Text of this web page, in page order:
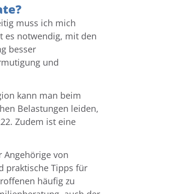
muss ich mich
es notwendig, mit den
besser
und
kann man beim
Belastungen leiden,
Zudem ist eine
Angehörige von
praktische Tipps für
häufig zu